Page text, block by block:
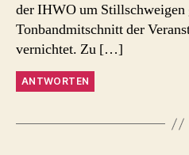
der IHWO um Stillschweigen
Tonbandmitschnitt der
vernichtet. Zu […]
ANTWORTEN